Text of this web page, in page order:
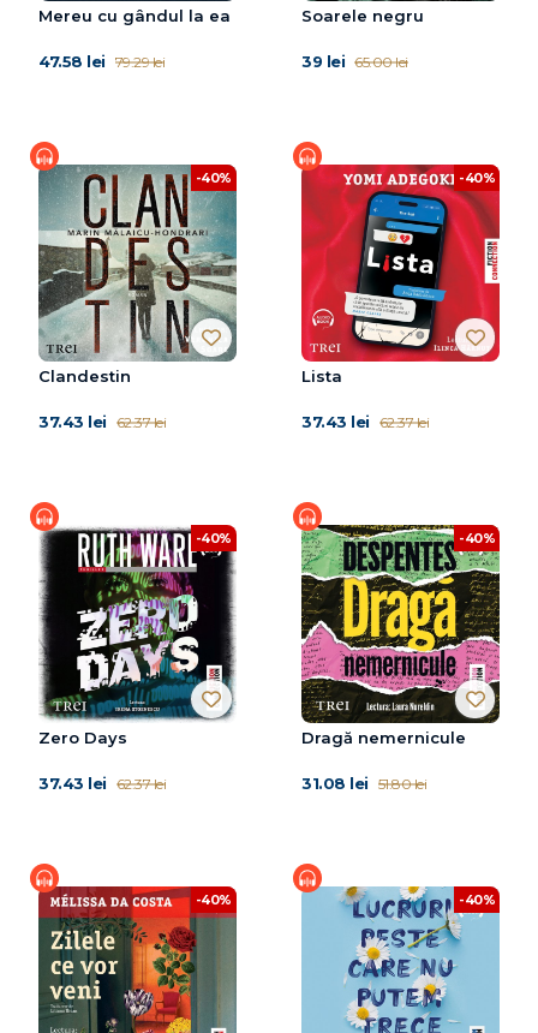
Mereu cu gândul la ea
47.58 lei 79.29 lei
Soarele negru
39 lei 65.00 lei
-40%
Clandestin
37.43 lei 62.37 lei
-40%
Lista
37.43 lei 62.37 lei
-40%
Zero Days
37.43 lei 62.37 lei
-40%
Dragă nemernicule
31.08 lei 51.80 lei
-40% -40%